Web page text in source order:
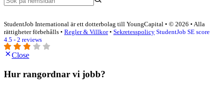
StudentJob International är ett dotterbolag till YoungCapital • © 2026 • Alla
rättigheter förbehålls • Regler & Villkor• Sekretesspolicy StudentJob SE score
4.5 - 2 reviews
Close
Hur rangordnar vi jobb?